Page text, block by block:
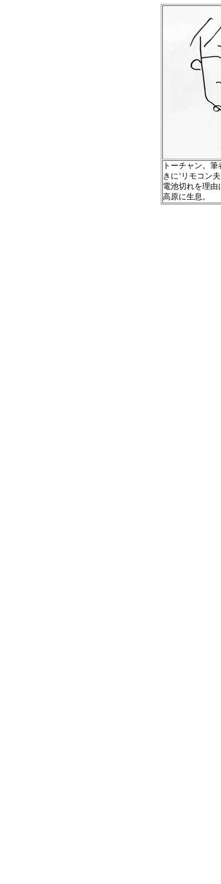
トーチャン。
きに’リモコン
電池切れを理由
高原に生息。